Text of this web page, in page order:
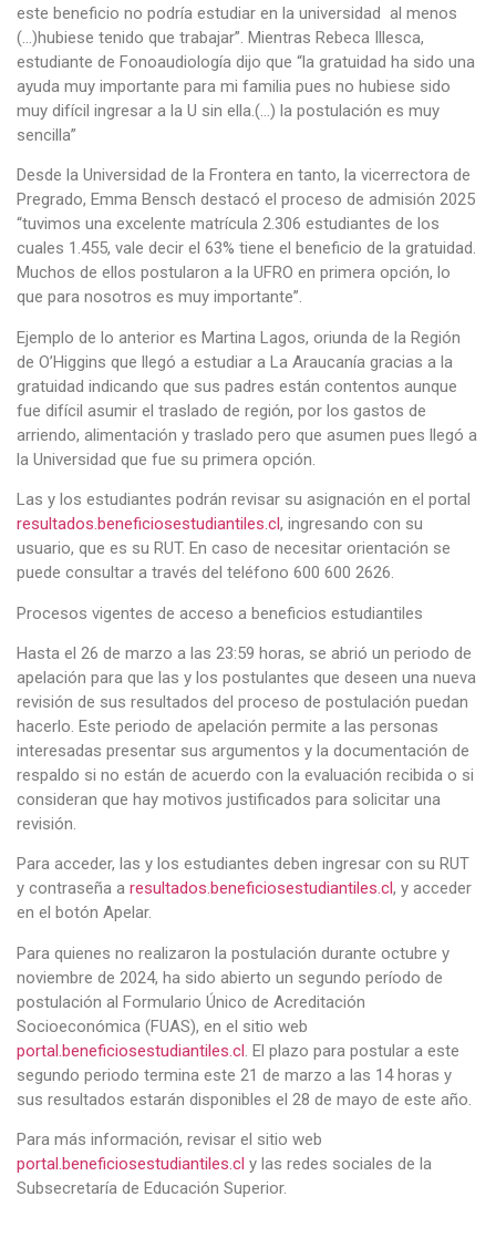
este beneficio no podría estudiar en la universidad al menos
(…)hubiese tenido que trabajar”. Mientras Rebeca Illesca,
estudiante de Fonoaudiología dijo que “la gratuidad ha sido una
ayuda muy importante para mi familia pues no hubiese sido
muy difícil ingresar a la U sin ella.(…) la postulación es muy
sencilla”
Desde la Universidad de la Frontera en tanto, la vicerrectora de
Pregrado, Emma Bensch destacó el proceso de admisión 2025
“tuvimos una excelente matrícula 2.306 estudiantes de los
cuales 1.455, vale decir el 63% tiene el beneficio de la gratuidad.
Muchos de ellos postularon a la UFRO en primera opción, lo
que para nosotros es muy importante”.
Ejemplo de lo anterior es Martina Lagos, oriunda de la Región
de O’Higgins que llegó a estudiar a La Araucanía gracias a la
gratuidad indicando que sus padres están contentos aunque
fue difícil asumir el traslado de región, por los gastos de
arriendo, alimentación y traslado pero que asumen pues llegó a
la Universidad que fue su primera opción.
Las y los estudiantes podrán revisar su asignación en el portal
resultados.beneficiosestudiantiles.cl, ingresando con su
usuario, que es su RUT. En caso de necesitar orientación se
puede consultar a través del teléfono 600 600 2626.
Procesos vigentes de acceso a beneficios estudiantiles
Hasta el 26 de marzo a las 23:59 horas, se abrió un periodo de
apelación para que las y los postulantes que deseen una nueva
revisión de sus resultados del proceso de postulación puedan
hacerlo. Este periodo de apelación permite a las personas
interesadas presentar sus argumentos y la documentación de
respaldo si no están de acuerdo con la evaluación recibida o si
consideran que hay motivos justificados para solicitar una
revisión.
Para acceder, las y los estudiantes deben ingresar con su RUT
y contraseña a resultados.beneficiosestudiantiles.cl, y acceder
en el botón Apelar.
Para quienes no realizaron la postulación durante octubre y
noviembre de 2024, ha sido abierto un segundo período de
postulación al Formulario Único de Acreditación
Socioeconómica (FUAS), en el sitio web
portal.beneficiosestudiantiles.cl. El plazo para postular a este
segundo periodo termina este 21 de marzo a las 14 horas y
sus resultados estarán disponibles el 28 de mayo de este año.
Para más información, revisar el sitio web
portal.beneficiosestudiantiles.cl y las redes sociales de la
Subsecretaría de Educación Superior.